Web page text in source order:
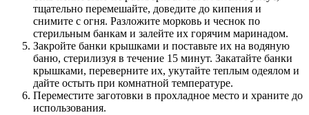
тщательно перемешайте, доведите до кипения и
снимите с огня. Разложите морковь и чеснок по
стерильным банкам и залейте их горячим маринадом.
Закройте банки крышками и поставьте их на водяную
баню, стерилизуя в течение 15 минут. Закатайте банки
крышками, переверните их, укутайте теплым одеялом и
дайте остыть при комнатной температуре.
Переместите заготовки в прохладное место и храните до
использования.